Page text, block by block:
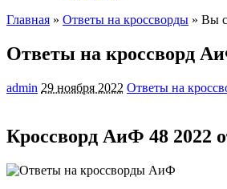
Главная » Ответы на кроссворды » Вы
Ответы на кроссворд
admin 29 ноября 2022 Ответы на
Кроссворд АиФ 48 2022